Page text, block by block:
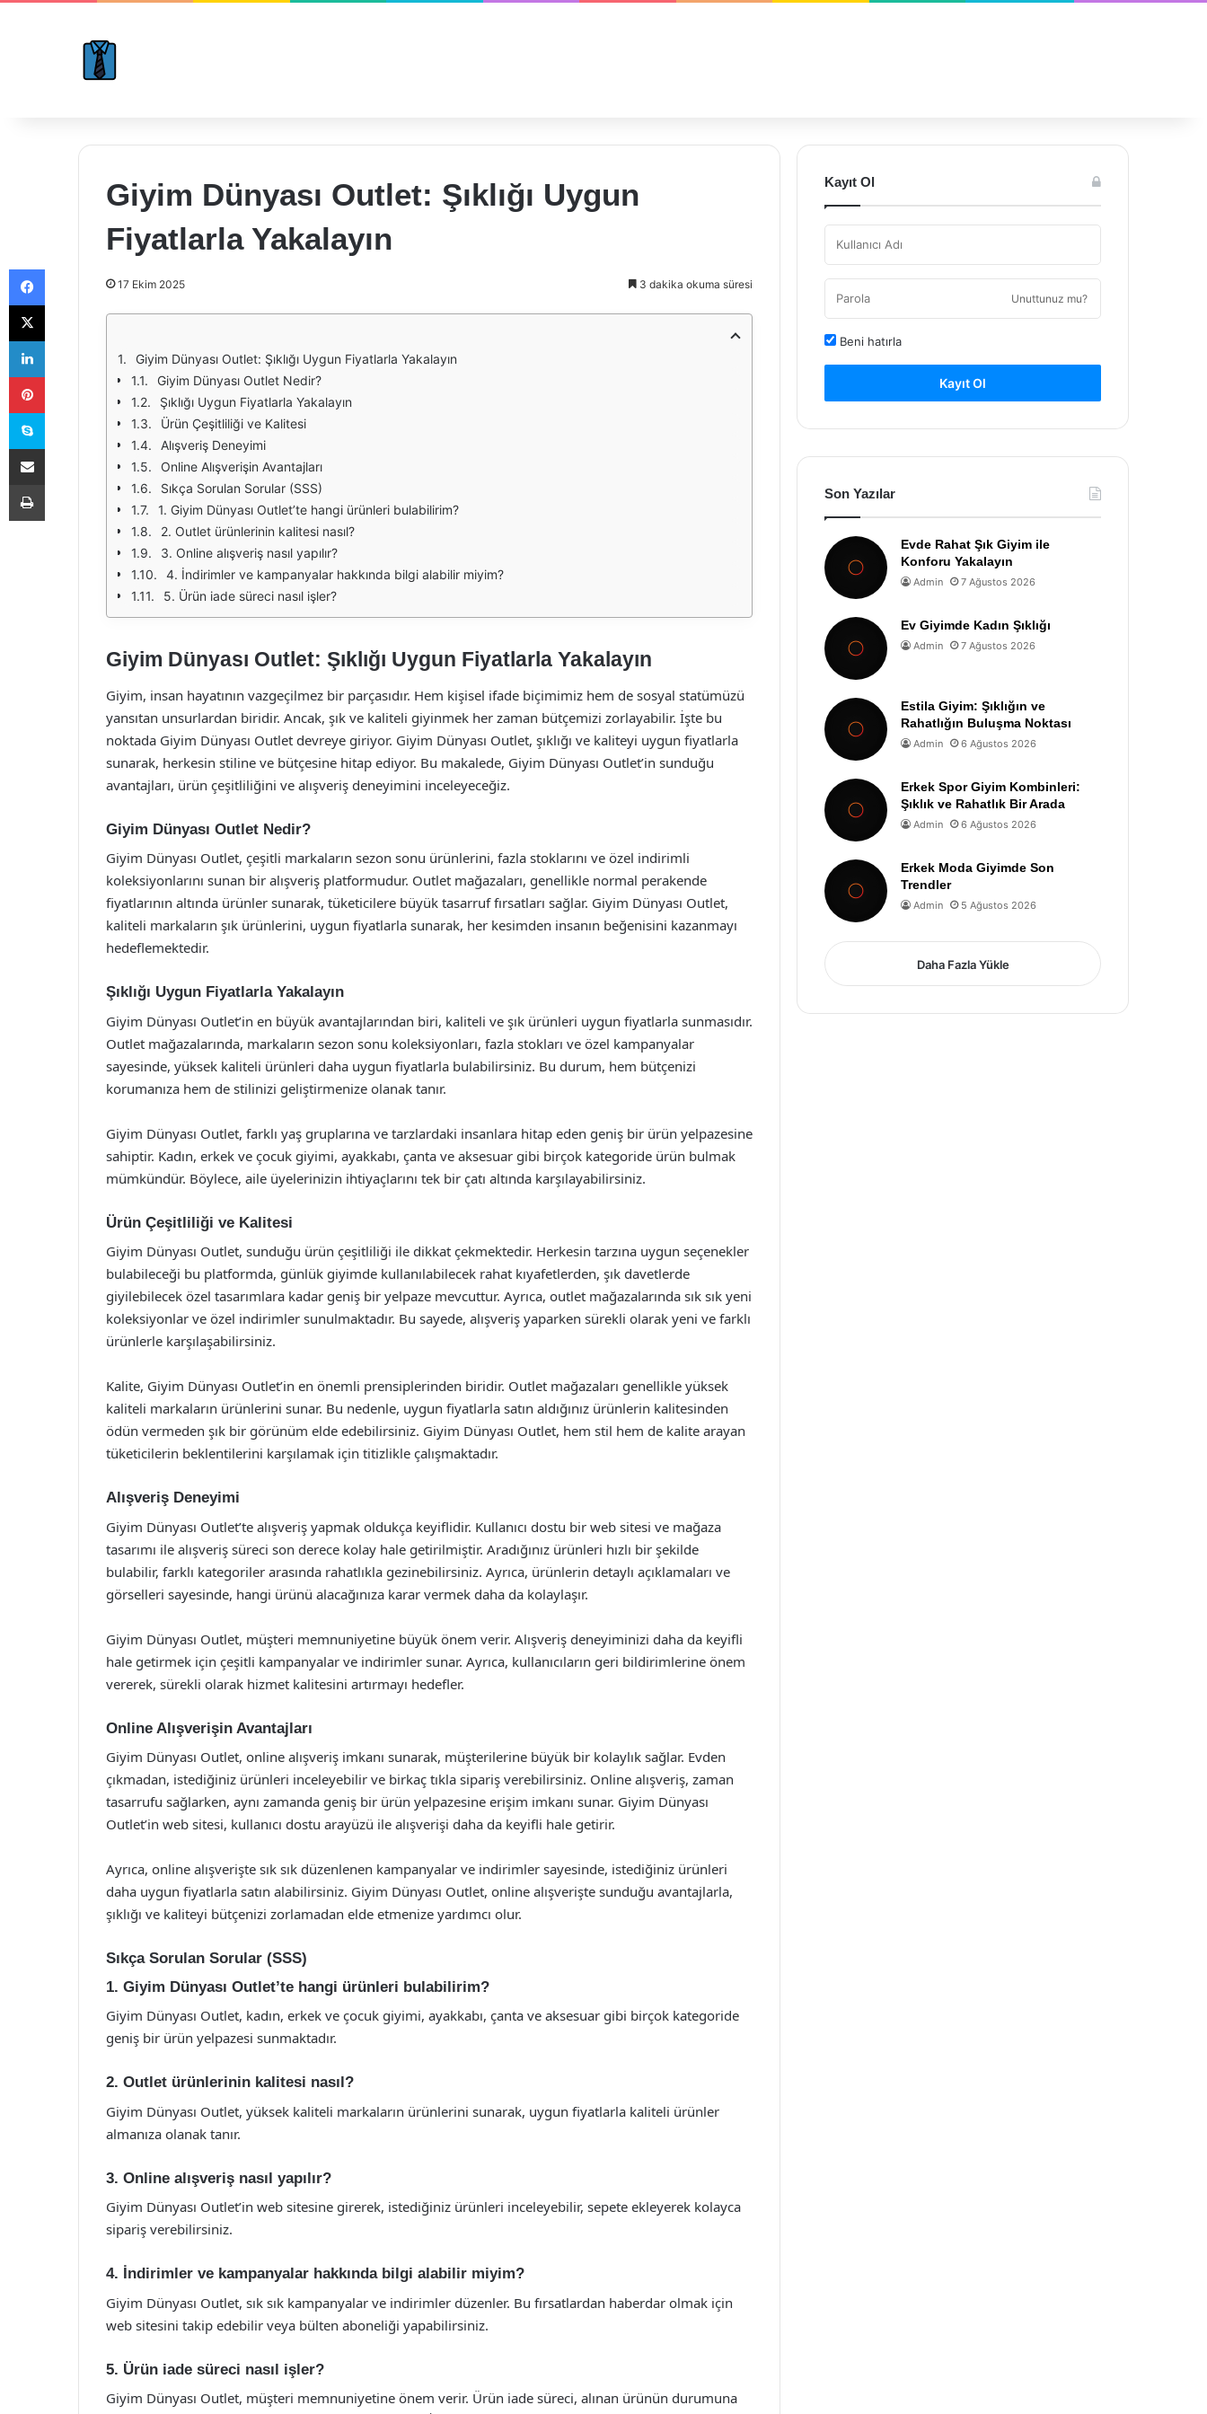
Giyim Dünyası Outlet: Şıklığı Uygun
Fiyatlarla Yakalayın
17 Ekim 2025 3 dakika okuma süresi
Giyim Dünyası Outlet: Şıklığı Uygun Fiyatlarla Yakalayın
Giyim Dünyası Outlet Nedir?
Şıklığı Uygun Fiyatlarla Yakalayın
Ürün Çeşitliliği ve Kalitesi
Alışveriş Deneyimi
Online Alışverişin Avantajları
Sıkça Sorulan Sorular (SSS)
1. Giyim Dünyası Outlet’te hangi ürünleri bulabilirim?
2. Outlet ürünlerinin kalitesi nasıl?
3. Online alışveriş nasıl yapılır?
4. İndirimler ve kampanyalar hakkında bilgi alabilir miyim?
5. Ürün iade süreci nasıl işler?
Giyim Dünyası Outlet: Şıklığı Uygun Fiyatlarla Yakalayın
Giyim, insan hayatının vazgeçilmez bir parçasıdır. Hem kişisel ifade biçimimiz hem de sosyal statümüzü
yansıtan unsurlardan biridir. Ancak, şık ve kaliteli giyinmek her zaman bütçemizi zorlayabilir. İşte bu
noktada Giyim Dünyası Outlet devreye giriyor. Giyim Dünyası Outlet, şıklığı ve kaliteyi uygun fiyatlarla
sunarak, herkesin stiline ve bütçesine hitap ediyor. Bu makalede, Giyim Dünyası Outlet’in sunduğu
avantajları, ürün çeşitliliğini ve alışveriş deneyimini inceleyeceğiz.
Giyim Dünyası Outlet Nedir?
Giyim Dünyası Outlet, çeşitli markaların sezon sonu ürünlerini, fazla stoklarını ve özel indirimli
koleksiyonlarını sunan bir alışveriş platformudur. Outlet mağazaları, genellikle normal perakende
fiyatlarının altında ürünler sunarak, tüketicilere büyük tasarruf fırsatları sağlar. Giyim Dünyası Outlet,
kaliteli markaların şık ürünlerini, uygun fiyatlarla sunarak, her kesimden insanın beğenisini kazanmayı
hedeflemektedir.
Şıklığı Uygun Fiyatlarla Yakalayın
Giyim Dünyası Outlet’in en büyük avantajlarından biri, kaliteli ve şık ürünleri uygun fiyatlarla sunmasıdır.
Outlet mağazalarında, markaların sezon sonu koleksiyonları, fazla stokları ve özel kampanyalar
sayesinde, yüksek kaliteli ürünleri daha uygun fiyatlarla bulabilirsiniz. Bu durum, hem bütçenizi
korumanıza hem de stilinizi geliştirmenize olanak tanır.
Giyim Dünyası Outlet, farklı yaş gruplarına ve tarzlardaki insanlara hitap eden geniş bir ürün yelpazesine
sahiptir. Kadın, erkek ve çocuk giyimi, ayakkabı, çanta ve aksesuar gibi birçok kategoride ürün bulmak
mümkündür. Böylece, aile üyelerinizin ihtiyaçlarını tek bir çatı altında karşılayabilirsiniz.
Ürün Çeşitliliği ve Kalitesi
Giyim Dünyası Outlet, sunduğu ürün çeşitliliği ile dikkat çekmektedir. Herkesin tarzına uygun seçenekler
bulabileceği bu platformda, günlük giyimde kullanılabilecek rahat kıyafetlerden, şık davetlerde
giyilebilecek özel tasarımlara kadar geniş bir yelpaze mevcuttur. Ayrıca, outlet mağazalarında sık sık yeni
koleksiyonlar ve özel indirimler sunulmaktadır. Bu sayede, alışveriş yaparken sürekli olarak yeni ve farklı
ürünlerle karşılaşabilirsiniz.
Kalite, Giyim Dünyası Outlet’in en önemli prensiplerinden biridir. Outlet mağazaları genellikle yüksek
kaliteli markaların ürünlerini sunar. Bu nedenle, uygun fiyatlarla satın aldığınız ürünlerin kalitesinden
ödün vermeden şık bir görünüm elde edebilirsiniz. Giyim Dünyası Outlet, hem stil hem de kalite arayan
tüketicilerin beklentilerini karşılamak için titizlikle çalışmaktadır.
Alışveriş Deneyimi
Giyim Dünyası Outlet’te alışveriş yapmak oldukça keyiflidir. Kullanıcı dostu bir web sitesi ve mağaza
tasarımı ile alışveriş süreci son derece kolay hale getirilmiştir. Aradığınız ürünleri hızlı bir şekilde
bulabilir, farklı kategoriler arasında rahatlıkla gezinebilirsiniz. Ayrıca, ürünlerin detaylı açıklamaları ve
görselleri sayesinde, hangi ürünü alacağınıza karar vermek daha da kolaylaşır.
Giyim Dünyası Outlet, müşteri memnuniyetine büyük önem verir. Alışveriş deneyiminizi daha da keyifli
hale getirmek için çeşitli kampanyalar ve indirimler sunar. Ayrıca, kullanıcıların geri bildirimlerine önem
vererek, sürekli olarak hizmet kalitesini artırmayı hedefler.
Online Alışverişin Avantajları
Giyim Dünyası Outlet, online alışveriş imkanı sunarak, müşterilerine büyük bir kolaylık sağlar. Evden
çıkmadan, istediğiniz ürünleri inceleyebilir ve birkaç tıkla sipariş verebilirsiniz. Online alışveriş, zaman
tasarrufu sağlarken, aynı zamanda geniş bir ürün yelpazesine erişim imkanı sunar. Giyim Dünyası
Outlet’in web sitesi, kullanıcı dostu arayüzü ile alışverişi daha da keyifli hale getirir.
Ayrıca, online alışverişte sık sık düzenlenen kampanyalar ve indirimler sayesinde, istediğiniz ürünleri
daha uygun fiyatlarla satın alabilirsiniz. Giyim Dünyası Outlet, online alışverişte sunduğu avantajlarla,
şıklığı ve kaliteyi bütçenizi zorlamadan elde etmenize yardımcı olur.
Sıkça Sorulan Sorular (SSS)
1. Giyim Dünyası Outlet’te hangi ürünleri bulabilirim?
Giyim Dünyası Outlet, kadın, erkek ve çocuk giyimi, ayakkabı, çanta ve aksesuar gibi birçok kategoride
geniş bir ürün yelpazesi sunmaktadır.
2. Outlet ürünlerinin kalitesi nasıl?
Giyim Dünyası Outlet, yüksek kaliteli markaların ürünlerini sunarak, uygun fiyatlarla kaliteli ürünler
almanıza olanak tanır.
3. Online alışveriş nasıl yapılır?
Giyim Dünyası Outlet’in web sitesine girerek, istediğiniz ürünleri inceleyebilir, sepete ekleyerek kolayca
sipariş verebilirsiniz.
4. İndirimler ve kampanyalar hakkında bilgi alabilir miyim?
Giyim Dünyası Outlet, sık sık kampanyalar ve indirimler düzenler. Bu fırsatlardan haberdar olmak için
web sitesini takip edebilir veya bülten aboneliği yapabilirsiniz.
5. Ürün iade süreci nasıl işler?
Giyim Dünyası Outlet, müşteri memnuniyetine önem verir. Ürün iade süreci, alınan ürünün durumuna
Kayıt Ol
Unuttunuz mu?
Beni hatırla
Kayıt Ol
Son Yazılar
Evde Rahat Şık Giyim ile
Konforu Yakalayın
Admin 7 Ağustos 2026
Ev Giyimde Kadın Şıklığı
Admin 7 Ağustos 2026
Estila Giyim: Şıklığın ve
Rahatlığın Buluşma Noktası
Admin 6 Ağustos 2026
Erkek Spor Giyim Kombinleri:
Şıklık ve Rahatlık Bir Arada
Admin 6 Ağustos 2026
Erkek Moda Giyimde Son
Trendler
Admin 5 Ağustos 2026
Daha Fazla Yükle
Facebook
X
LinkedIn
Pinterest
Skype
E-Posta ile paylaş